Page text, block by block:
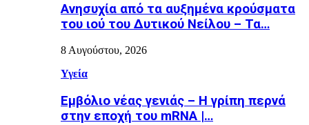
Ανησυχία από τα αυξημένα κρούσματα
του ιού του Δυτικού Νείλου – Τα…
8 Αυγούστου, 2026
Υγεία
Εµβόλιο νέας γενιάς – Η γρίπη περνά
στην εποχή του mRNA |…